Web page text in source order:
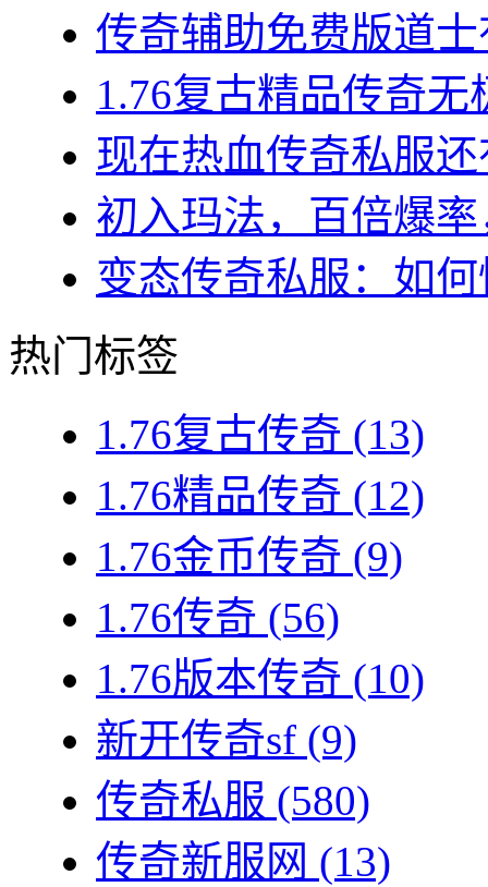
传奇辅助免费版道
1.76复古精品传奇
现在热血传奇私服
初入玛法，百倍爆
变态传奇私服：如
热门标签
1.76复古传奇 (13)
1.76精品传奇 (12)
1.76金币传奇 (9)
1.76传奇 (56)
1.76版本传奇 (10)
新开传奇sf (9)
传奇私服 (580)
传奇新服网 (13)